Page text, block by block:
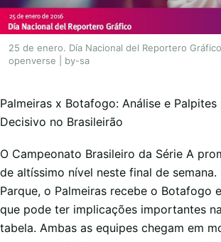
25 de enero. Día Nacional del Reportero Gráfico
openverse | by-sa
Palmeiras x Botafogo: Análise e
Decisivo no Brasileirão
O Campeonato Brasileiro da Série A
de altíssimo nível neste final de semana.
Parque, o Palmeiras recebe o Botafogo
que pode ter implicações importantes
tabela. Ambas as equipes chegam em